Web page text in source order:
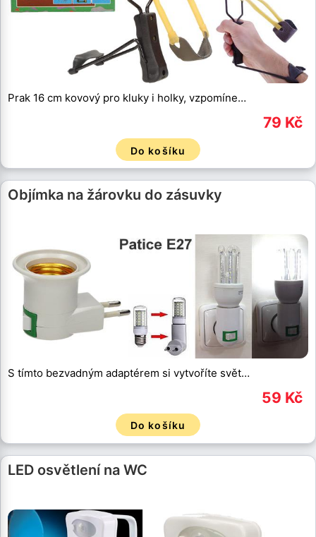
Prak 16 cm kovový pro kluky i holky, vzpomíne…
79 Kč
Do košíku
Objímka na žárovku do zásuvky
S tímto bezvadným adaptérem si vytvoříte svět…
59 Kč
Do košíku
LED osvětlení na WC